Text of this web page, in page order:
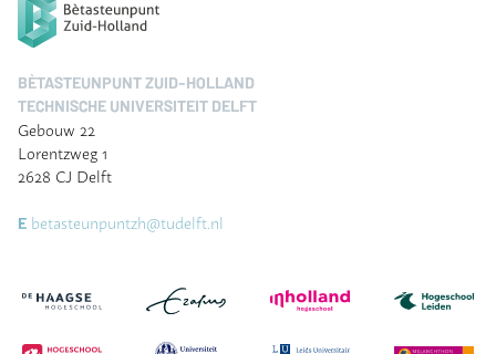
BÈTASTEUNPUNT ZUID-HOLLAND
TECHNISCHE UNIVERSITEIT DELFT
Gebouw 22
Lorentzweg 1
2628 CJ Delft
E betasteunpuntzh@tudelft.nl